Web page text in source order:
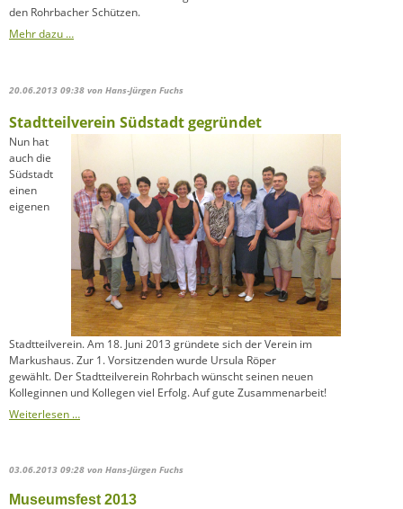
den Rohrbacher Schützen.
Mehr dazu …
20.06.2013 09:38 von Hans-Jürgen Fuchs
Stadtteilverein Südstadt gegründet
Nun hat
auch die
Südstadt
einen
eigenen
Stadtteilverein. Am 18. Juni 2013 gründete sich der Verein im
Markushaus. Zur 1. Vorsitzenden wurde Ursula Röper
gewählt. Der Stadtteilverein Rohrbach wünscht seinen neuen
Kolleginnen und Kollegen viel Erfolg. Auf gute Zusammenarbeit!
Weiterlesen …Stadtteilverein
03.06.2013 09:28 von Hans-Jürgen Fuchs
Museumsfest 2013